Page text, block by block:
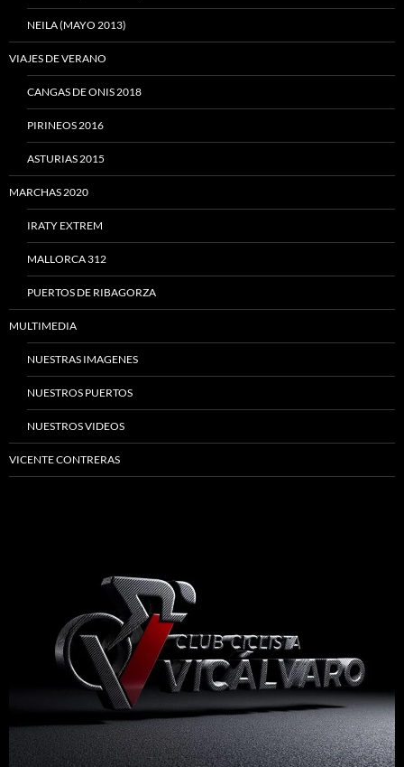
NEILA (MAYO 2013)
VIAJES DE VERANO
CANGAS DE ONIS 2018
PIRINEOS 2016
ASTURIAS 2015
MARCHAS 2020
IRATY EXTREM
MALLORCA 312
PUERTOS DE RIBAGORZA
MULTIMEDIA
NUESTRAS IMAGENES
NUESTROS PUERTOS
NUESTROS VIDEOS
VICENTE CONTRERAS